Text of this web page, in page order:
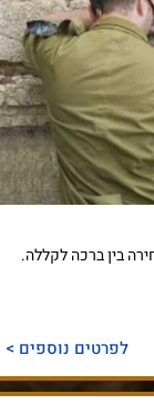
בין ברכה לקללה.
לפרטים נוספים >